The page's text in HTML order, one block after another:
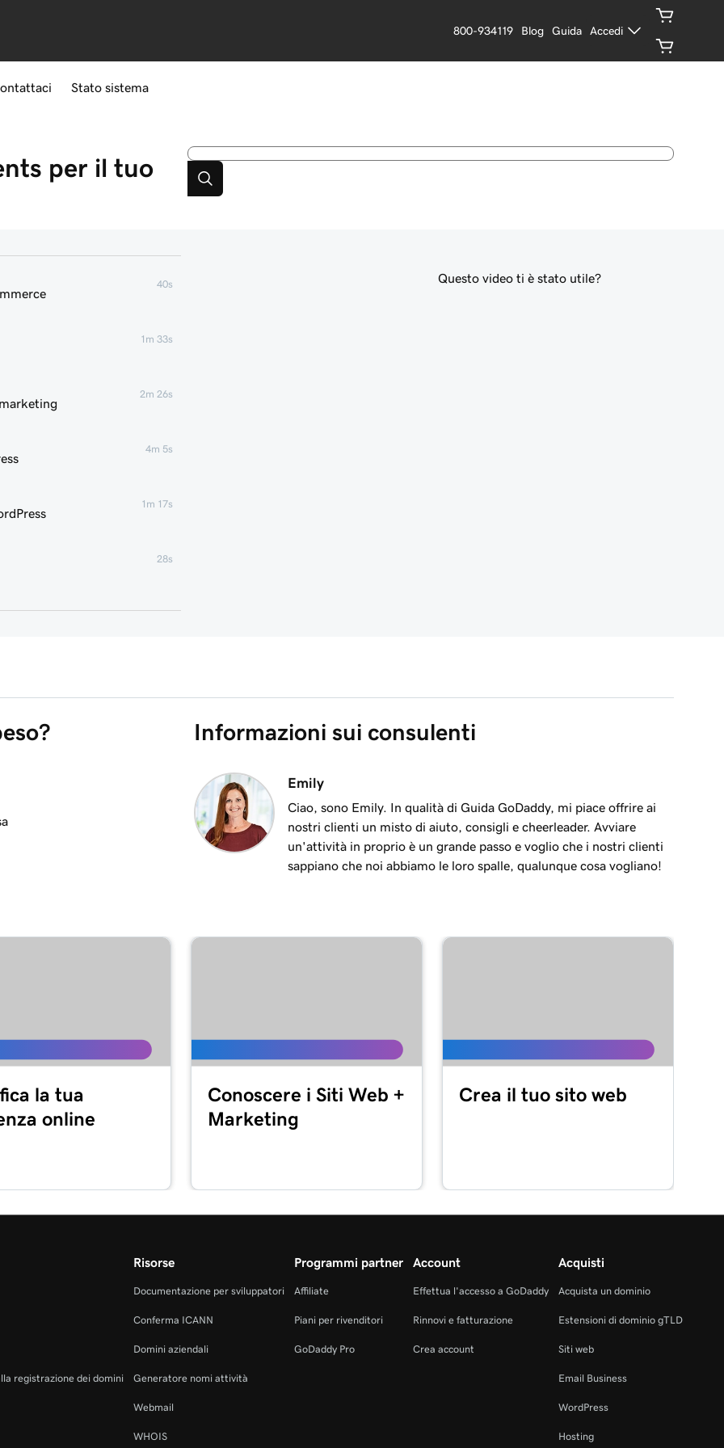
800-934119 Blog Guida Accedi
Stato sistema
per il tuo
40s
1m 33s
2m 26s
4m 5s
1m 17s
28s
35s
1m 28s
1m 58s
1m 33s
1m 12s
Questo video ti è stato utile?
Informazioni sui consulenti
Emily
Ciao, sono Emily. In qualità di Guida GoDaddy, mi piace offrire ai
nostri clienti un misto di aiuto, consigli e cheerleader. Avviare
un'attività in proprio è un grande passo e voglio che i nostri clienti
sappiano che noi abbiamo le loro spalle, qualunque cosa vogliano!
la tua
online
Conoscere i Siti Web +
Marketing
Crea il tuo sito web
registrazione dei domini
Risorse
Documentazione per sviluppatori
Conferma ICANN
Domini aziendali
Generatore nomi attività
Webmail
WHOIS
Programmi partner
Affiliate
Piani per rivenditori
GoDaddy Pro
Account
Effettua l'accesso a GoDaddy
Rinnovi e fatturazione
Crea account
Acquisti
Acquista un dominio
Estensioni di dominio gTLD
Siti web
Email Business
WordPress
Hosting